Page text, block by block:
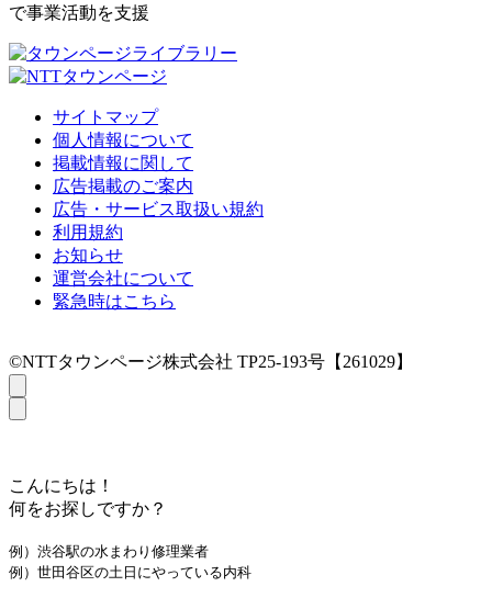
で事業活動を支援
サイトマップ
個人情報について
掲載情報に関して
広告掲載のご案内
広告・サービス取扱い規約
利用規約
お知らせ
運営会社について
緊急時はこちら
©NTTタウンページ株式会社 TP25-193号【261029】
こんにちは！
何をお探しですか？
例）渋谷駅の水まわり修理業者
例）世田谷区の土日にやっている内科